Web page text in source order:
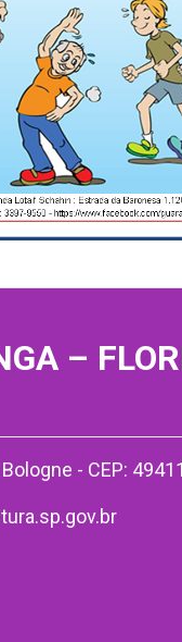
–
- CEP: